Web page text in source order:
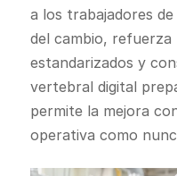
a los trabajadores
del cambio, refuerza
estandarizados y
vertebral digital
permite la mejora
operativa como